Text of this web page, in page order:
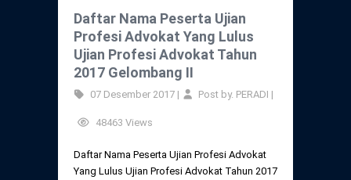
Daftar Nama Peserta Ujian
Profesi Advokat Yang Lulus
Ujian Profesi Advokat Tahun
2017 Gelombang II
07 Desember 2017 | Post by. PERADI |
48463 Views
Daftar Nama Peserta Ujian Profesi Advokat
Yang Lulus Ujian Profesi Advokat Tahun 2017